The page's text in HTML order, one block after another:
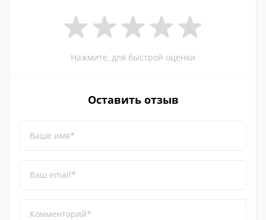
Нажмите, для быстрой оценки
Оставить отзыв
Ваше имя*
Ваш email*
Комментарий*